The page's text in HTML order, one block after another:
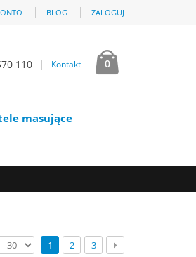
BLOG ZALOGUJ
110 Kontakt 0
masujące
1 2 3